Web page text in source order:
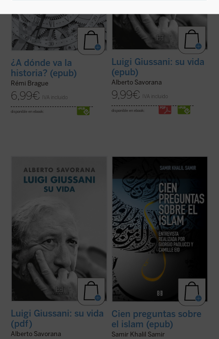
¿A dónde va la
historia? (epub)
Rémi Brague
6,99€ IVA incluido
disponible en ebook:
Luigi Giussani: su vida
(epub)
Alberto Savorana
9,99€ IVA incluido
disponible en ebook:
joven sacerdote italiano se da cuenta de
que la gran mayoría de los jóvenes con los
que se encuentra, pertenecientes a una
sociedad aparentemente cristiana,
Luigi Giussani: su vida
(pdf)
Alberto Savorana
significativos acontecimientos --conflictos
terroristas, revueltas ciudadanas--
relacionados con la religión islámica que
han afectado de lleno a nuestras vidas.
Esto ...
(ver ficha)
Cien preguntas sobre
el islam (epub)
Samir Khalil Samir